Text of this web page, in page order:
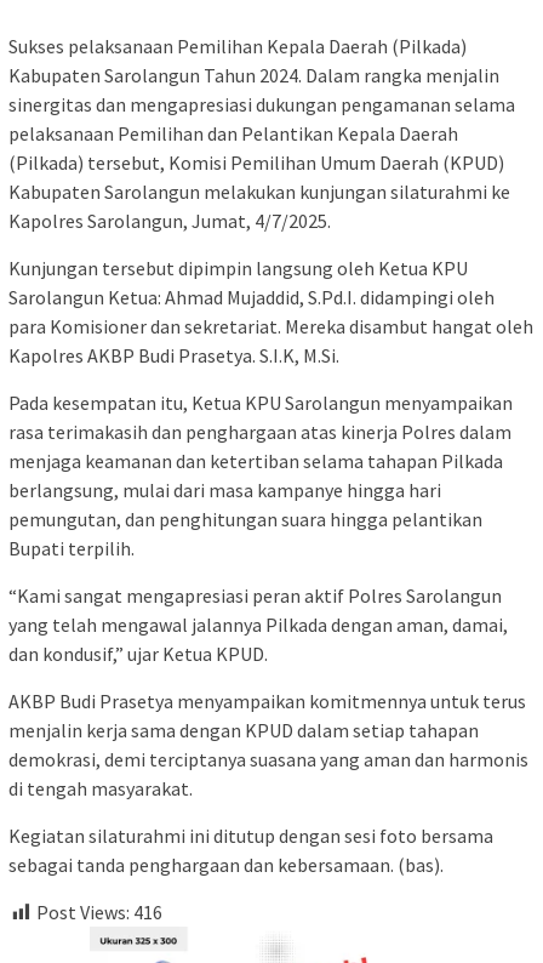
Sukses pelaksanaan Pemilihan Kepala Daerah (Pilkada)
Kabupaten Sarolangun Tahun 2024. Dalam rangka menjalin
sinergitas dan mengapresiasi dukungan pengamanan selama
pelaksanaan Pemilihan dan Pelantikan Kepala Daerah
(Pilkada) tersebut, Komisi Pemilihan Umum Daerah (KPUD)
Kabupaten Sarolangun melakukan kunjungan silaturahmi ke
Kapolres Sarolangun, Jumat, 4/7/2025.
Kunjungan tersebut dipimpin langsung oleh Ketua KPU
Sarolangun Ketua: Ahmad Mujaddid, S.Pd.I. didampingi oleh
para Komisioner dan sekretariat. Mereka disambut hangat oleh
Kapolres AKBP Budi Prasetya. S.I.K, M.Si.
Pada kesempatan itu, Ketua KPU Sarolangun menyampaikan
rasa terimakasih dan penghargaan atas kinerja Polres dalam
menjaga keamanan dan ketertiban selama tahapan Pilkada
berlangsung, mulai dari masa kampanye hingga hari
pemungutan, dan penghitungan suara hingga pelantikan
Bupati terpilih.
“Kami sangat mengapresiasi peran aktif Polres Sarolangun
yang telah mengawal jalannya Pilkada dengan aman, damai,
dan kondusif,” ujar Ketua KPUD.
AKBP Budi Prasetya menyampaikan komitmennya untuk terus
menjalin kerja sama dengan KPUD dalam setiap tahapan
demokrasi, demi terciptanya suasana yang aman dan harmonis
di tengah masyarakat.
Kegiatan silaturahmi ini ditutup dengan sesi foto bersama
sebagai tanda penghargaan dan kebersamaan. (bas).
Post Views: 416